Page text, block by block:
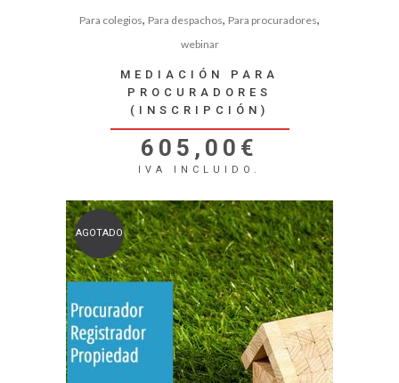
Para colegios, Para despachos, Para procuradores,
webinar
MEDIACIÓN PARA
PROCURADORES
(INSCRIPCIÓN)
605,00 €
IVA INCLUIDO.
AGOTADO